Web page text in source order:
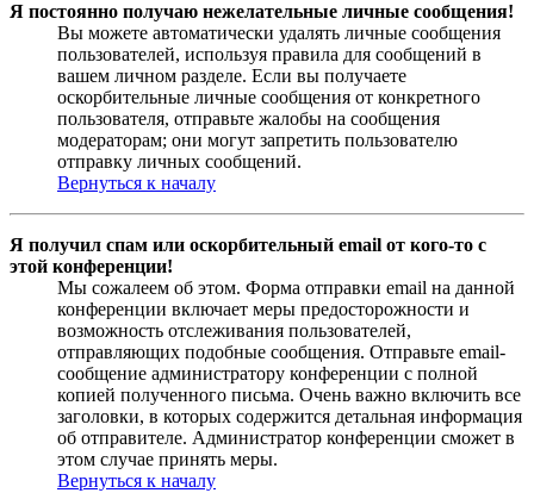
Я постоянно получаю нежелательные личные сообщения!
Вы можете автоматически удалять личные сообщения
пользователей, используя правила для сообщений в
вашем личном разделе. Если вы получаете
оскорбительные личные сообщения от конкретного
пользователя, отправьте жалобы на сообщения
модераторам; они могут запретить пользователю
отправку личных сообщений.
Вернуться к началу
Я получил спам или оскорбительный email от кого-то с
этой конференции!
Мы сожалеем об этом. Форма отправки email на данной
конференции включает меры предосторожности и
возможность отслеживания пользователей,
отправляющих подобные сообщения. Отправьте email-
сообщение администратору конференции с полной
копией полученного письма. Очень важно включить все
заголовки, в которых содержится детальная информация
об отправителе. Администратор конференции сможет в
этом случае принять меры.
Вернуться к началу